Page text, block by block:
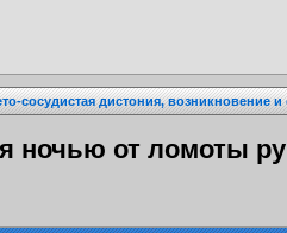
сосудистая дистония, возникновение
ночью от ломоты